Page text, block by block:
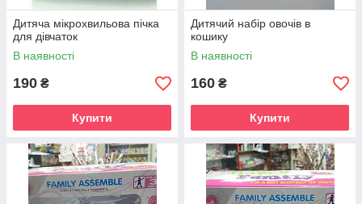
Дитяча мікрохвильова пічка
для дівчаток
В наявності
190 ₴
Купити
Дитячий набір овочів в
кошику
В наявності
160 ₴
Купити